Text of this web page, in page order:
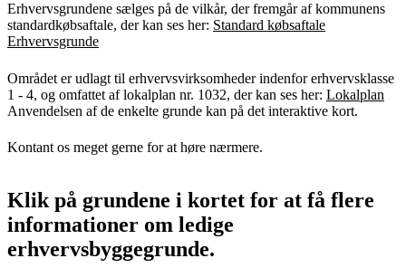
Erhvervsgrundene sælges på de vilkår, der fremgår af kommunens
standardkøbsaftale, der kan ses her: Standard købsaftale
Erhvervsgrunde
Området er udlagt til erhvervsvirksomheder indenfor erhvervsklasse
1 - 4, og omfattet af lokalplan nr. 1032, der kan ses her: Lokalplan
Anvendelsen af de enkelte grunde kan på det interaktive kort.
Kontant os meget gerne for at høre nærmere.
Klik på grundene i kortet for at få flere
informationer om ledige
erhvervsbyggegrunde.